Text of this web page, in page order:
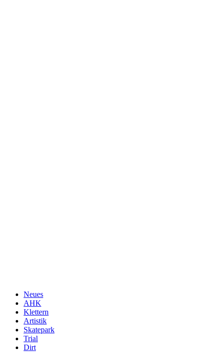
Neues
AHK
Klettern
Artistik
Skatepark
Trial
Dirt